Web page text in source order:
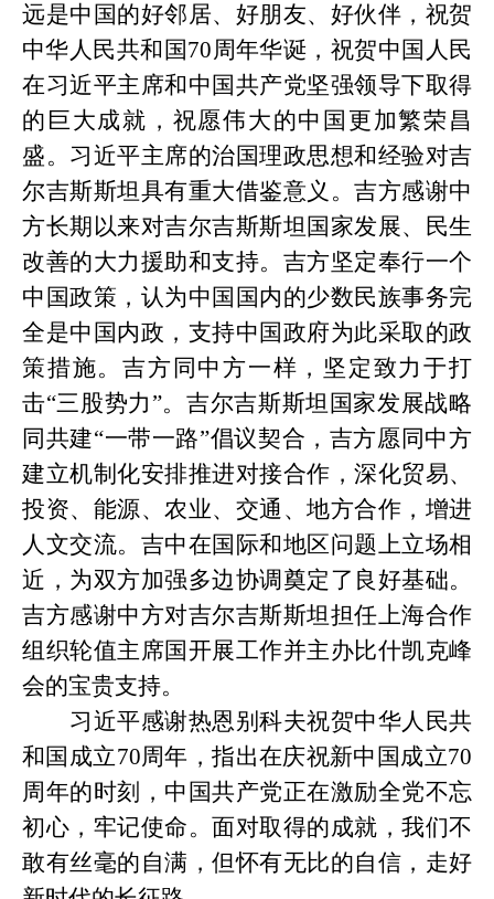
远是中国的好邻居、好朋友、好伙伴，祝贺
中华人民共和国70周年华诞，祝贺中国人民
在习近平主席和中国共产党坚强领导下取得
的巨大成就，祝愿伟大的中国更加繁荣昌
盛。习近平主席的治国理政思想和经验对吉
尔吉斯斯坦具有重大借鉴意义。吉方感谢中
方长期以来对吉尔吉斯斯坦国家发展、民生
改善的大力援助和支持。吉方坚定奉行一个
中国政策，认为中国国内的少数民族事务完
全是中国内政，支持中国政府为此采取的政
策措施。吉方同中方一样，坚定致力于打
击“三股势力”。吉尔吉斯斯坦国家发展战略
同共建“一带一路”倡议契合，吉方愿同中方
建立机制化安排推进对接合作，深化贸易、
投资、能源、农业、交通、地方合作，增进
人文交流。吉中在国际和地区问题上立场相
近，为双方加强多边协调奠定了良好基础。
吉方感谢中方对吉尔吉斯斯坦担任上海合作
组织轮值主席国开展工作并主办比什凯克峰
会的宝贵支持。
习近平感谢热恩别科夫祝贺中华人民共
和国成立70周年，指出在庆祝新中国成立70
周年的时刻，中国共产党正在激励全党不忘
初心，牢记使命。面对取得的成就，我们不
敢有丝毫的自满，但怀有无比的自信，走好